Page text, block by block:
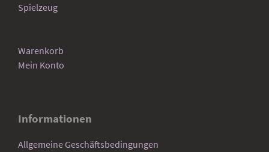
Spielzeug
Warenkorb
Mein Konto
Informationen
Allgemeine Geschäftsbedingungen